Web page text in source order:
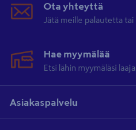
Ota yhteyttä
Jätä meille palautetta
Hae myymälää
Etsi lähin myymäläsi
Asiakaspalvelu